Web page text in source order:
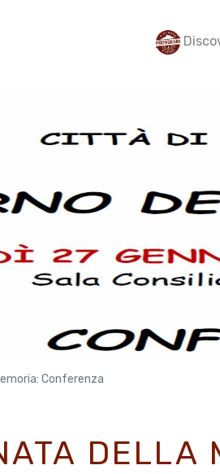
Conferenza
DELLA